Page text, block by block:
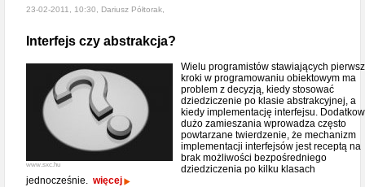
23-02-2011, 10:30, Dariusz Półtorak,
Interfejs czy abstrakcja?
www.sxc.hu
Wielu programistów stawiających
kroki w programowaniu obiektowym ma
problem z decyzją, kiedy stosować
dziedziczenie po klasie abstrakcyjnej, a
kiedy implementację interfejsu.
dużo zamieszania wprowadza często
powtarzane twierdzenie, że mechanizm
implementacji interfejsów jest receptą na
brak możliwości bezpośredniego
dziedziczenia po kilku klasach
jednocześnie. więcej